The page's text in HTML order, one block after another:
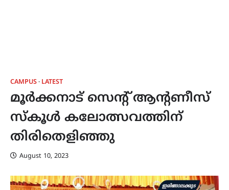
CAMPUS LATEST
മൂർക്കനാട് സെന്റ് ആന്റണീസ്
സ്കൂൾ കലോത്സവത്തിന്
തിരിതെളിഞ്ഞു
August 10, 2023